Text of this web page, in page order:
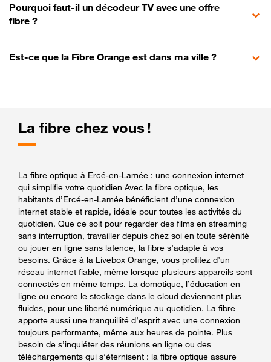
Pourquoi faut-il un décodeur TV avec une offre
fibre ?
Est-ce que la Fibre Orange est dans ma ville ?
La fibre chez vous !
La fibre optique à Ercé-en-Lamée : une connexion internet
qui simplifie votre quotidien Avec la fibre optique, les
habitants d’Ercé-en-Lamée bénéficient d’une connexion
internet stable et rapide, idéale pour toutes les activités du
quotidien. Que ce soit pour regarder des films en streaming
sans interruption, travailler depuis chez soi en toute sérénité
ou jouer en ligne sans latence, la fibre s’adapte à vos
besoins. Grâce à la Livebox Orange, vous profitez d’un
réseau internet fiable, même lorsque plusieurs appareils sont
connectés en même temps. La domotique, l’éducation en
ligne ou encore le stockage dans le cloud deviennent plus
fluides, pour une liberté numérique au quotidien. La fibre
apporte aussi une tranquillité d’esprit avec une connexion
toujours performante, même aux heures de pointe. Plus
besoin de s’inquiéter des réunions en ligne ou des
téléchargements qui s’éternisent : la fibre optique assure